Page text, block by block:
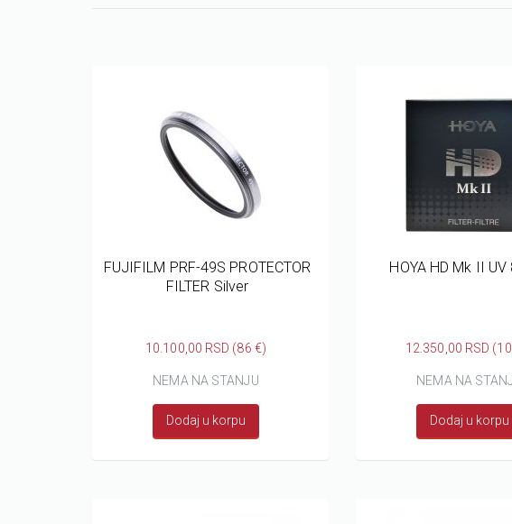
FUJIFILM PRF-49S PROTECTOR
FILTER Silver
10.100,00 RSD (86 €)
NEMA NA STANJU
Dodaj u korpu
HOYA HD Mk II
12.350,00 RSD
NEMA NA
Dodaj u korpu